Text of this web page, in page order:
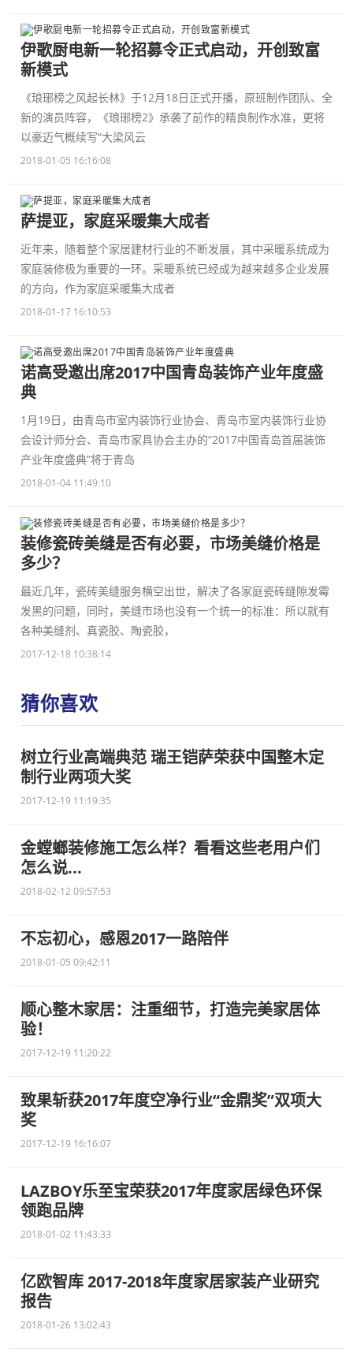
伊歌厨电新一轮招募令正式启动，开创致富
新模式
《琅琊榜之风起长林》于12月18日正式开播，原班制作团队、全
新的演员阵容，《琅琊榜2》承袭了前作的精良制作水准，更将
以豪迈气概续写“大梁风云
2018-01-05 16:16:08
萨提亚，家庭采暖集大成者
近年来，随着整个家居建材行业的不断发展，其中采暖系统成为
家庭装修极为重要的一环。采暖系统已经成为越来越多企业发展
的方向，作为家庭采暖集大成者
2018-01-17 16:10:53
诺高受邀出席2017中国青岛装饰产业年度盛
典
1月19日，由青岛市室内装饰行业协会、青岛市室内装饰行业协
会设计师分会、青岛市家具协会主办的“2017中国青岛首届装饰
产业年度盛典”将于青岛
2018-01-04 11:49:10
装修瓷砖美缝是否有必要，市场美缝价格是
多少？
最近几年，瓷砖美缝服务横空出世，解决了各家庭瓷砖缝隙发霉
发黑的问题，同时，美缝市场也没有一个统一的标准：所以就有
各种美缝剂、真瓷胶、陶瓷胶，
2017-12-18 10:38:14
猜你喜欢
树立行业高端典范 瑞王铠萨荣获中国整木定
制行业两项大奖
2017-12-19 11:19:35
金螳螂装修施工怎么样？看看这些老用户们
怎么说...
2018-02-12 09:57:53
不忘初心，感恩2017一路陪伴
2018-01-05 09:42:11
顺心整木家居：注重细节，打造完美家居体
验！
2017-12-19 11:20:22
致果斩获2017年度空净行业“金鼎奖”双项大
奖
2017-12-19 16:16:07
LAZBOY乐至宝荣获2017年度家居绿色环保
领跑品牌
2018-01-02 11:43:33
亿欧智库 2017-2018年度家居家装产业研究
报告
2018-01-26 13:02:43